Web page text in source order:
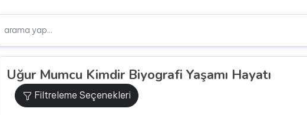
Uğur Mumcu Kimdir Biyografi Yaşamı Hayatı
Filtreleme Seçenekleri